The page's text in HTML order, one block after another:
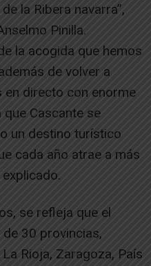
la Ribera navarra”,
Pinilla.
la acogida que hemos
de volver a
directo con enorme
Cascante se
un destino turístico
cada año atrae a más
se refleja que el
30 provincias,
Rioja, Zaragoza, País